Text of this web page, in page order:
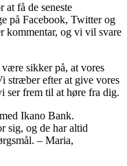
at få de seneste
på Facebook, Twitter og
kommentar, og vi vil svare
sikker på, at vores
stræber efter at give vores
ser frem til at høre fra dig.
Ikano Bank.
sig, og de har altid
– Maria,